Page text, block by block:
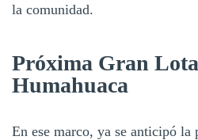
la comunidad.
Próxima Gran
Humahuaca
En ese marco, ya se anticipó la